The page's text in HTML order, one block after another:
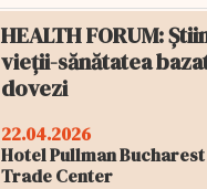
HEALTH FORUM:
vieții-sănătatea
dovezi
22.04.2026
Hotel Pullman
Trade Center